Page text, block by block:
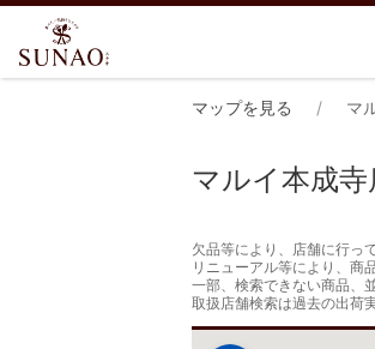
マップを見る マ
マルイ本成寺
欠品等により、店舗に行っ
リニューアル等により、商
一部、検索できない商品、
取扱店舗検索は過去の出荷